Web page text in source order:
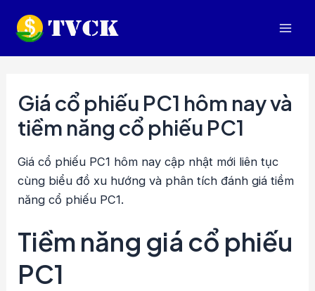
Giá cổ phiếu PC1 hôm nay và
tiềm năng cổ phiếu PC1
Giá cổ phiếu PC1 hôm nay cập nhật mới liên tục
cùng biểu đồ xu hướng và phân tích đánh giá tiềm
năng cổ phiếu PC1.
Tiềm năng giá cổ phiếu
PC1